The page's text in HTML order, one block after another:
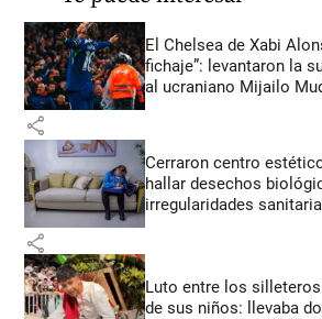
El Chelsea de Xabi
fichaje”: levantaron la
al ucraniano Mijailo
share
Cerraron centro
hallar desechos
irregularidades
share
Luto entre los
de sus niños: llevaba